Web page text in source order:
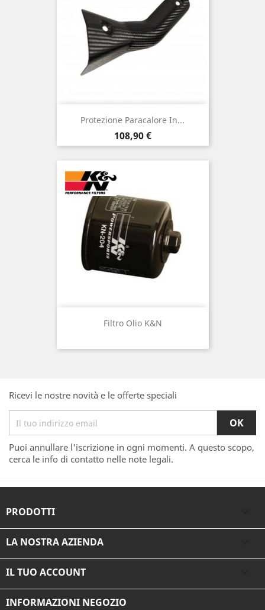
Protezione Paracalore In...
Prezzo
108,90 €
Filtro Olio K&N
Ricevi le nostre novità e le offerte speciali
Puoi annullare l'iscrizione in ogni momenti. A questo scopo,
cerca le info di contatto nelle note legali.
PRODOTTI
LA NOSTRA AZIENDA
IL TUO ACCOUNT
INFORMAZIONI NEGOZIO